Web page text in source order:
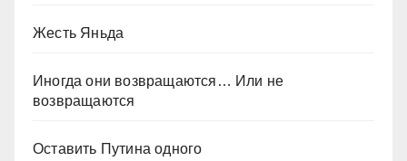
Жесть Яньда
Иногда они возвращаются… Или не
возвращаются
Оставить Путина одного